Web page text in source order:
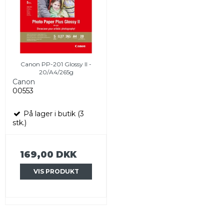
Canon PP-201 Glossy II -
20/A4/265g
Canon
00553
På lager i butik (3
stk.)
169,00 DKK
VIS PRODUKT